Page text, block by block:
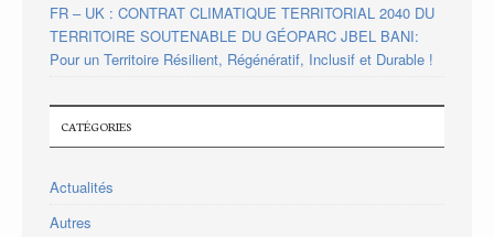
FR – UK : CONTRAT CLIMATIQUE TERRITORIAL 2040 DU
TERRITOIRE SOUTENABLE DU GÉOPARC JBEL BANI:
Pour un Territoire Résilient, Régénératif, Inclusif et Durable !
CATÉGORIES
Actualités
Autres